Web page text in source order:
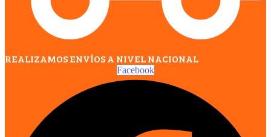
REALIZAMOS ENVÍOS A NIVEL NACIONAL
Facebook